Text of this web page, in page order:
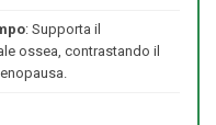
: Supporta il
ossea, contrastando il